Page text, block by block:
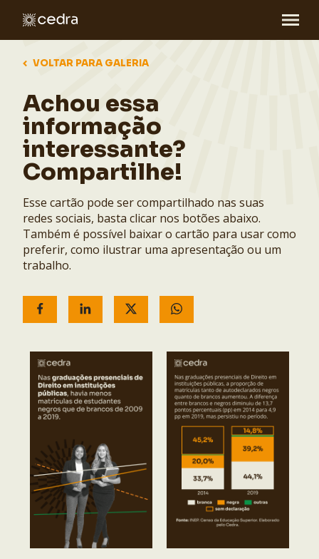
VOLTAR PARA GALERIA
Achou essa
informação
interessante?
Compartilhe!
Esse cartão pode ser compartilhado nas suas
redes sociais, basta clicar nos botões abaixo.
Também é possível baixar o cartão para usar como
preferir, como ilustrar uma apresentação ou um
trabalho.